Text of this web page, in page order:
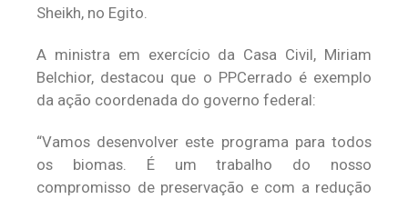
Sheikh, no Egito.
A ministra em exercício da Casa Civil, Miriam
Belchior, destacou que o PPCerrado é exemplo
da ação coordenada do governo federal:
“Vamos desenvolver este programa para todos
os biomas. É um trabalho do nosso
compromisso de preservação e com a redução